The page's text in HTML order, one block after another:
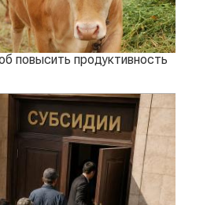
повысить продуктивность